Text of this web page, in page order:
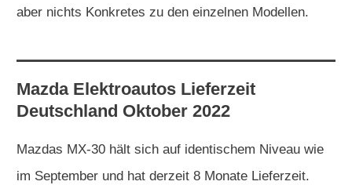
aber nichts Konkretes zu den einzelnen Modellen.
Mazda Elektroautos Lieferzeit
Deutschland Oktober 2022
Mazdas MX-30 hält sich auf identischem Niveau wie
im September und hat derzeit 8 Monate Lieferzeit.